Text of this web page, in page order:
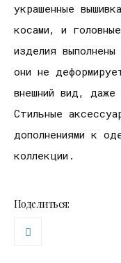
украшенные
косами, и
изделия
они не
внешний вид,
Стильные
дополнениями к
коллекции.
Поделиться: